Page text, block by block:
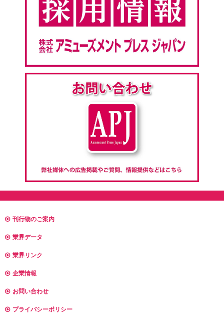
刊行物のご案内
業界データ
業界リンク
企業情報
お問い合わせ
プライバシーポリシー